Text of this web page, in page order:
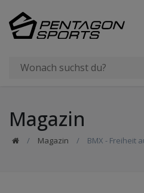
Magazin
Magazin BMX - Freiheit